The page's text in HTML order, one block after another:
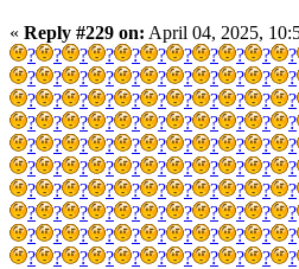
« Reply #229 on: April 04, 2025,
?
? ? ? ? ? ? ? ? ? ?
?
? ? ? ? ? ? ? ? ? ?
?
? ? ? ? ? ? ? ? ? ?
?
? ? ? ? ? ? ? ? ? ?
?
? ? ? ? ? ? ? ? ? ?
?
? ? ? ? ? ? ? ? ? ?
?
? ? ? ? ? ? ? ? ? ?
?
? ? ? ? ? ? ? ? ? ?
?
? ? ? ? ? ? ? ? ? ?
?
? ? ? ? ? ? ? ? ? ?